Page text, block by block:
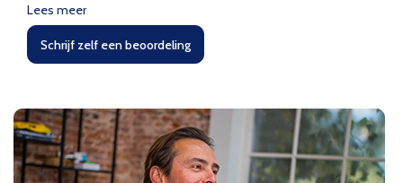
Lees meer
Schrijf zelf een beoordeling